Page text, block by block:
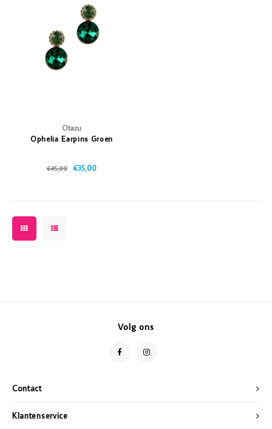
Otazu
Ophelia Earpins Groen
€45,00 €35,00
Contact
Volg ons
Klantenservice